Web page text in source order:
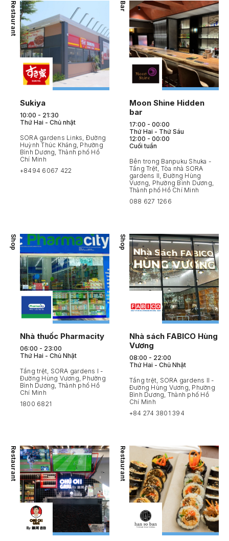
Sukiya
10:00 - 21:30
Thứ Hai - Chủ nhật
SORA gardens Links, Đường
Huỳnh Thúc Kháng, Phường
Bình Dương, Thành phố Hồ
Chí Minh
+8494 6067 422
Restaurant
Moon Shine Hidden
bar
17:00 - 00:00
Thứ Hai - Thứ Sáu
12:00 - 00:00
Cuối tuần
Bên trong Banpuku Shuka -
Tầng Trệt, Tòa nhà SORA
gardens II, Đường Hùng
Vương, Phường Bình Dương,
Thành phố Hồ Chí Minh
088 627 1266
Bar
Nhà thuốc Pharmacity
06:00 - 23:00
Thứ Hai - Chủ Nhật
Tầng trệt, SORA gardens I -
Đường Hùng Vương, Phường
Bình Dương, Thành phố Hồ
Chí Minh
1800 6821
Shop
Nhà sách FABICO Hùng
Vương
08:00 - 22:00
Thứ Hai - Chủ Nhật
Tầng trệt, SORA gardens II -
Đường Hùng Vương, Phường
Bình Dương, Thành phố Hồ
Chí Minh
+84 274 3801 394
Shop
Restaurant Restaurant